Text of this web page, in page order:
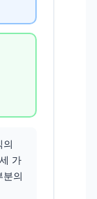
가
분의